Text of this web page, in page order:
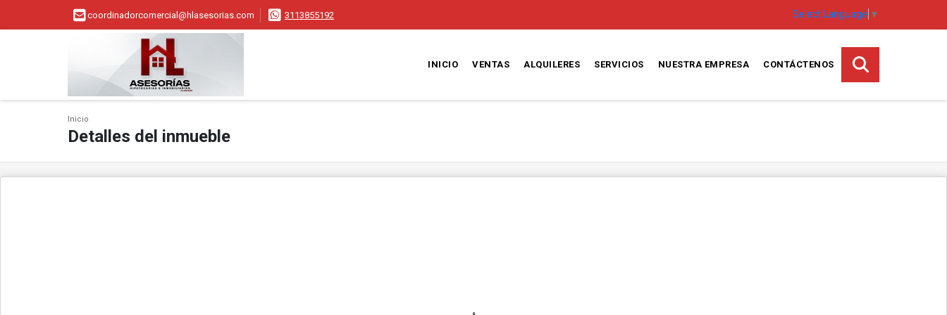
coordinadorcomercial@hlasesorias.com 3113855192 Select Language ▼
INICIO VENTAS ALQUILERES SERVICIOS NUESTRA EMPRESA CONTÁCTENOS
Inicio
Detalles del inmueble